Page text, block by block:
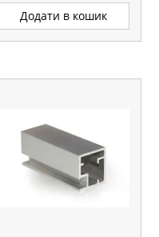
Додати в кошик